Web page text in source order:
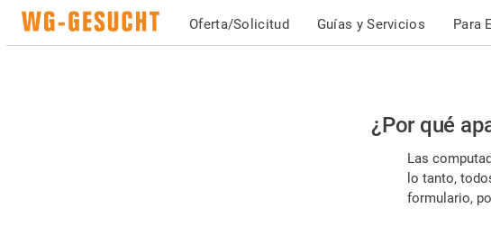
Oferta/Solicitud Guías y Servicios Para
Por
favor,
confirme
¿Por qué
Las
lo tanto,
formulario,